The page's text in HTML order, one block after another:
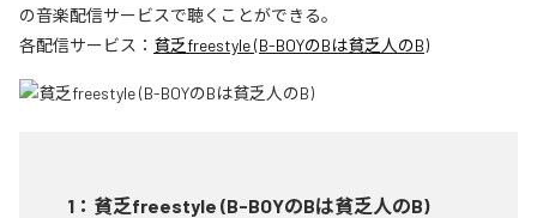
の音楽配信サービスで聴くことができる。
各配信サービス： 貧乏freestyle (B-BOYのBは貧乏人のB)
1 ： 貧乏freestyle (B-BOYのBは貧乏人のB)